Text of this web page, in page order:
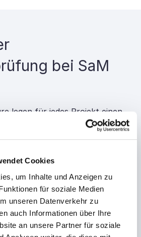
Cookies
um Inhalte und Anzeigen zu
für soziale Medien
unseren Datenverkehr zu
auch Informationen über Ihre
an unsere Partner für soziale
bei SaM
legen für jedes Projekt einen
Testprozess fest, der